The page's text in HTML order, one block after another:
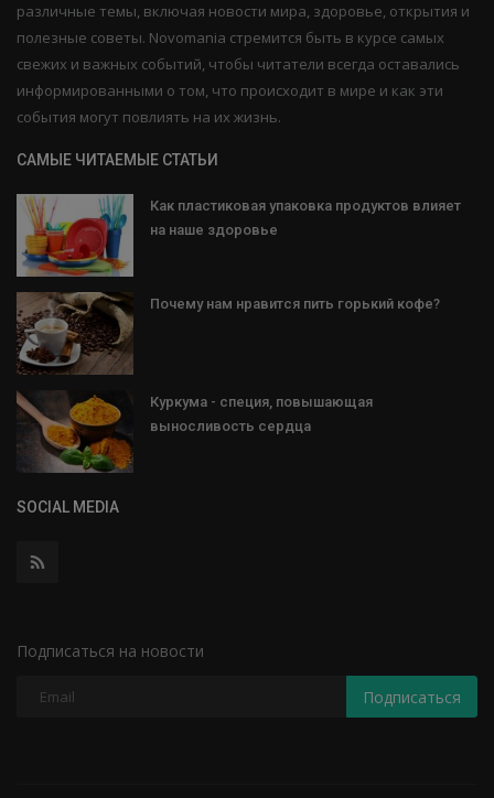
различные темы, включая новости мира, здоровье, открытия и
полезные советы. Novomania стремится быть в курсе самых
свежих и важных событий, чтобы читатели всегда оставались
информированными о том, что происходит в мире и как эти
события могут повлиять на их жизнь.
САМЫЕ ЧИТАЕМЫЕ СТАТЬИ
Как пластиковая упаковка продуктов влияет
на наше здоровье
Почему нам нравится пить горький кофе?
Куркума - специя, повышающая
выносливость сердца
SOCIAL MEDIA
Подписаться на новости
Подписаться